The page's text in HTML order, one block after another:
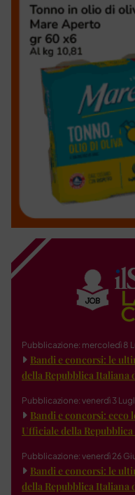
Pubblicazione: mercoledì 8
Bandi e concorsi: le
della Repubblica Italiana
Pubblicazione: venerdì 3
Bandi e concorsi: ecco
Ufficiale della
Pubblicazione: venerdì 26
Bandi e concorsi: le
della Repubblica Italiana